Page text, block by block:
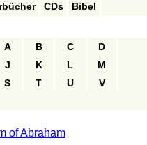
CDs
Bibel
A B C
D
J K L
M
S T U
V
of Abraham